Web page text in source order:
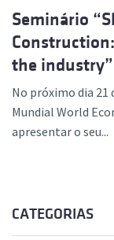
Seminário
the industry”
No próximo dia 21
Mundial World
apresentar o seu...
CATEGORIAS